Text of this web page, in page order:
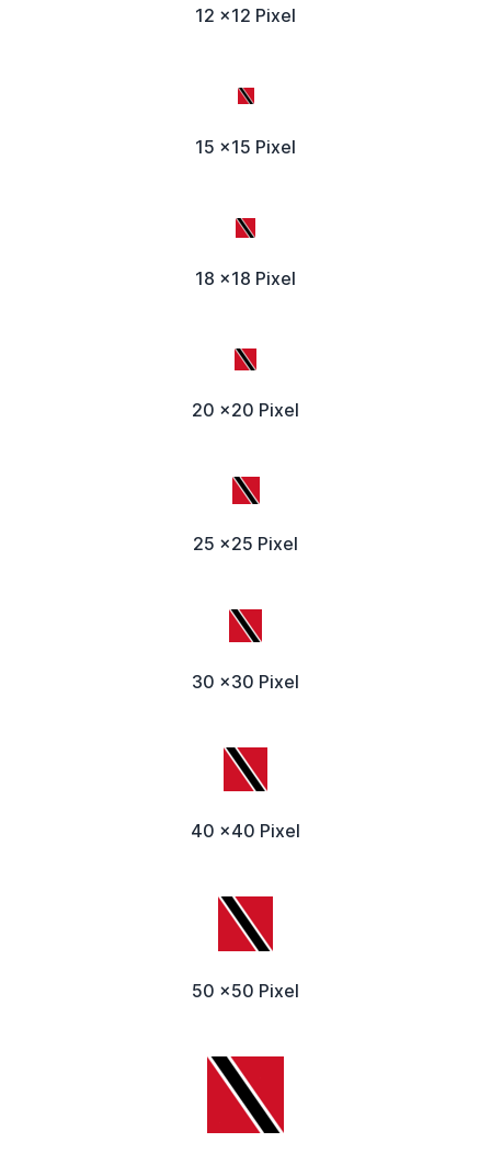
12 x12 Pixel
15 x15 Pixel
18 x18 Pixel
20 x20 Pixel
25 x25 Pixel
30 x30 Pixel
40 x40 Pixel
50 x50 Pixel